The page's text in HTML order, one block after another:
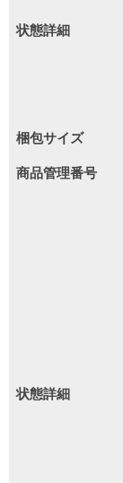
状態詳細
梱包サイズ
商品管理番号
状態詳細